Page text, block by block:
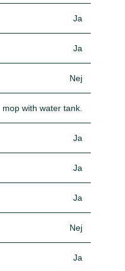
Ja
Ja
Nej
mop with water tank.
Ja
Ja
Ja
Nej
Ja